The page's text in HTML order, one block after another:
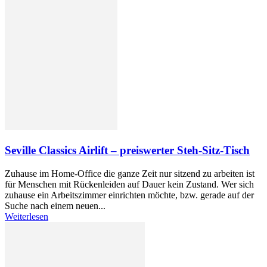
Seville Classics Airlift – preiswerter Steh-Sitz-Tisch
Zuhause im Home-Office die ganze Zeit nur sitzend zu arbeiten ist
für Menschen mit Rückenleiden auf Dauer kein Zustand. Wer sich
zuhause ein Arbeitszimmer einrichten möchte, bzw. gerade auf der
Suche nach einem neuen...
Weiterlesen